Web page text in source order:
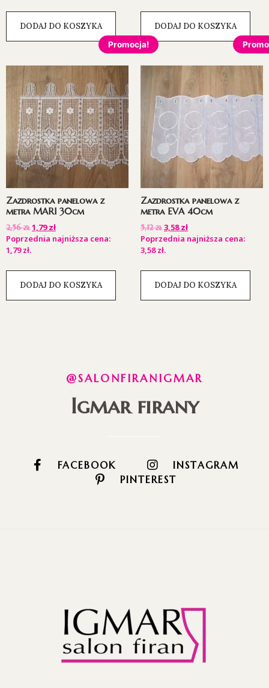
DODAJ DO KOSZYKA DODAJ DO KOSZYKA
Promocja!
Zazdrostka panelowa z
metra MARI 30cm
2,56zł1,79zł
Poprzednia najniższa cena:
1,79zł.
DODAJ DO KOSZYKA
Zazdrostka panelowa z
metra EVA 40cm
5,12zł3,58zł
Poprzednia najniższa cena:
3,58zł.
DODAJ DO KOSZYKA
@SALONFIRANIGMAR
Igmar firany
FACEBOOK
INSTAGRAM
PINTEREST